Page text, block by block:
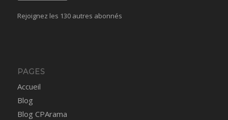
Rejoignez les 130 autres abonnés
PAGES
Accueil
Blog
Blog CPArama